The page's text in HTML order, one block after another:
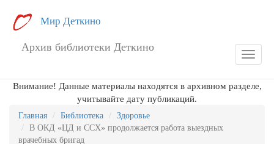
Перейти
основному
содержанию
Мир Деткино
Архив библиотеки Деткино
Toggle
Внимание! Данные материалы находятся в архивном разделе,
учитывайте дату публикаций.
Главная Библиотека
Здоровье
В ОКД «ЦД и ССХ» продолжается работа выездных
врачебных бригад